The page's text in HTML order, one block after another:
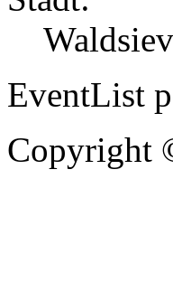
EventList
Copyright